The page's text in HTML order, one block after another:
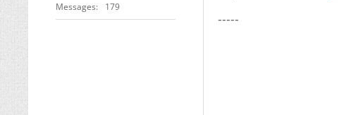
Messages 179
-----